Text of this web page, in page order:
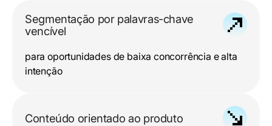
Segmentação por palavras-chave
vencível
para oportunidades de baixa concorrência e alta
intenção
Conteúdo orientado ao produto